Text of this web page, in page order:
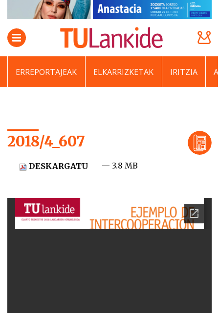
ERREPORTAJEAK ELKARRIZKETAK IRITZIA
2018/4_607
DESKARGATU — 3.8 MB